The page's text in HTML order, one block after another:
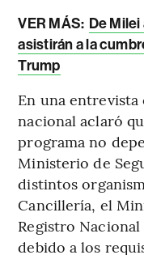
VER MÁS: De
asistirán a la
Trump
En una
nacional aclaró
programa no
Ministerio de
distintos
Cancillería, el
Registro Nacional
debido a los